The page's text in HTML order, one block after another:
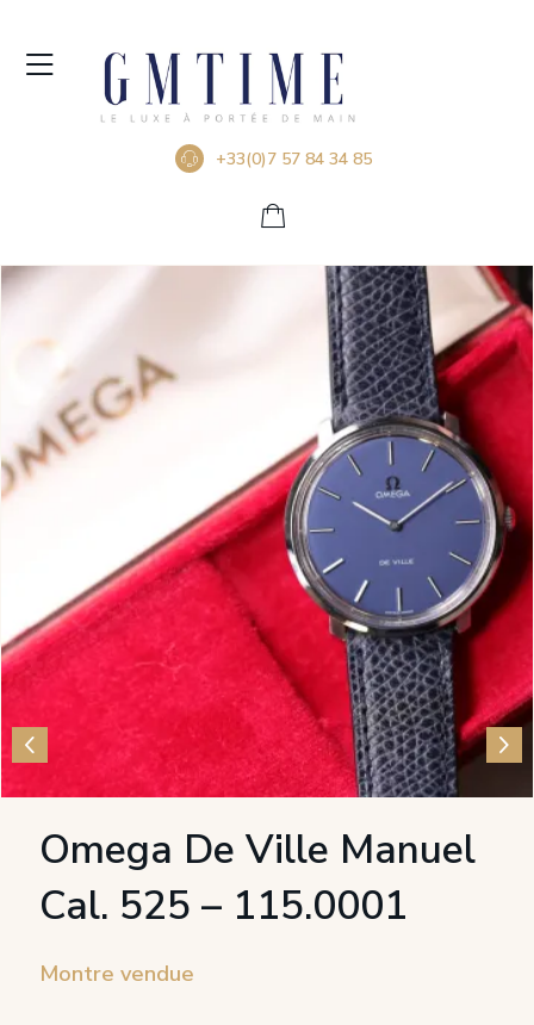
+33(0)7 57 84 34 85
Omega De Ville Manuel
Cal. 525 – 115.0001
Montre vendue